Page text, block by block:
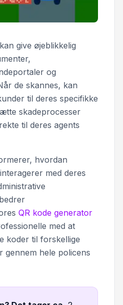
give øjeblikkelig
og
de skannes, kan
til deres specifikke
skadeprocesser
til deres agents
hvordan
med deres
QR kode generator
med at
koder til forskellige
gennem hele policens